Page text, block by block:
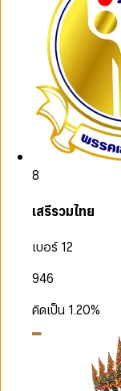
8
เสรีรวมไทย
เบอร์ 12
946
คิดเป็น 1.20%